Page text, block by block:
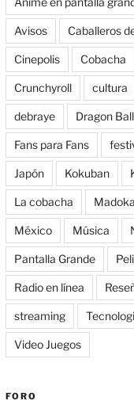
Avisos Caballeros
Cinepolis Cobacha
Crunchyroll cultura
debraye Dragon
Fans para Fans
Japón Kokuban
La cobacha
México Música
Pantalla Grande
Radio en línea
streaming
Video Juegos
FORO